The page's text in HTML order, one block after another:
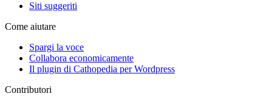
Siti suggeriti
Come aiutare
Spargi la voce
Collabora economicamente
Il plugin di Cathopedia per Wordpress
Contributori